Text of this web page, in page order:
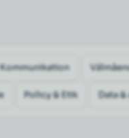
Policy & Etik Data